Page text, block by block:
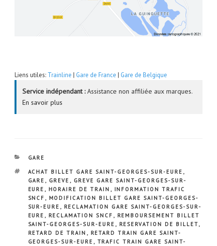
Liens utiles: Trainline | Gare de France | Gare de Belgique
Service indépendant :Assistance non affiliée aux marques.
En savoir plus
CATÉGORIES
GARE
ÉTIQUETTES
ACHAT BILLET GARE SAINT-GEORGES-SUR-EURE ,
GARE , GREVE , GREVE GARE SAINT-GEORGES-SUR-
EURE , HORAIRE DE TRAIN , INFORMATION TRAFIC
SNCF , MODIFICATION BILLET GARE SAINT-GEORGES-
SUR-EURE , RECLAMATION GARE SAINT-GEORGES-SUR-
EURE , RECLAMATION SNCF , REMBOURSEMENT BILLET
SAINT-GEORGES-SUR-EURE , RESERVATION DE BILLET ,
RETARD DE TRAIN , RETARD TRAIN GARE SAINT-
GEORGES-SUR-EURE , TRAFIC TRAIN GARE SAINT-